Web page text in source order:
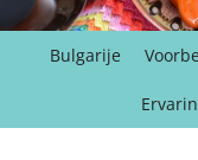
Bulgarije